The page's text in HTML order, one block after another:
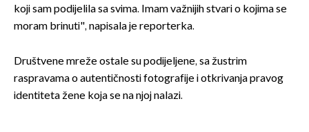
koji sam podijelila sa svima. Imam važnijih stvari o kojima se
moram brinuti", napisala je reporterka.
Društvene mreže ostale su podijeljene, sa žustrim
raspravama o autentičnosti fotografije i otkrivanja pravog
identiteta žene koja se na njoj nalazi.